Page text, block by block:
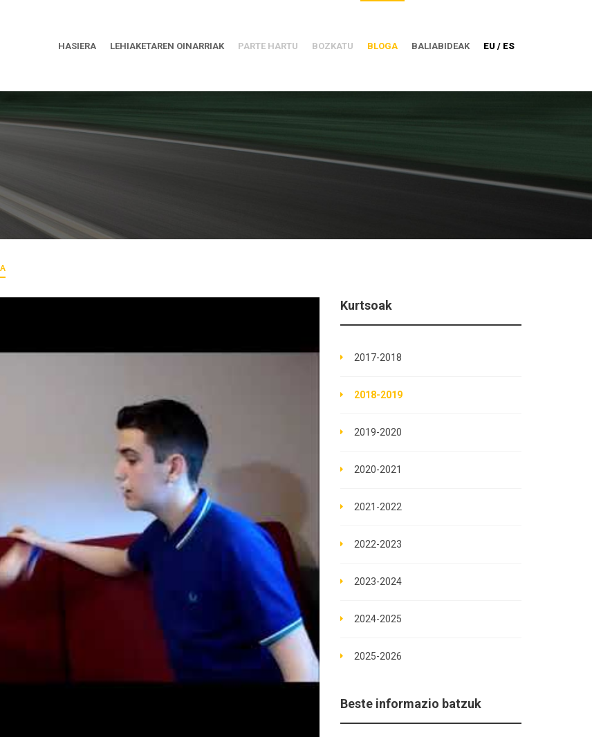
HASIERA LEHIAKETAREN OINARRIAK PARTE HARTU BOZKATU BLOGA BALIABIDEAK EU / ES
Kurtsoak
2017-2018
2018-2019
2019-2020
2020-2021
2021-2022
2022-2023
2023-2024
2024-2025
2025-2026
Beste informazio batzuk